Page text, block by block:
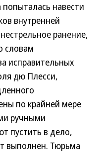
навести
внутренней
ранение,
словам
исправительных
дю Плесси,
по крайней мере
ручными
пустить в дело,
выполнен. Тюрьма